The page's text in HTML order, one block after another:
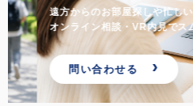
遠方からのお部屋探しや忙しい方に
オンライン相談・VR内見でスムー
問い合わせる